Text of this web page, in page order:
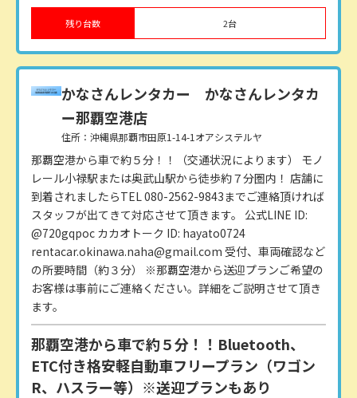
残り台数 2台
かなさんレンタカー かなさんレンタカ
ー那覇空港店
住所：沖縄県那覇市田原1-14-1オアシステルヤ
那覇空港から車で約５分！！（交通状況によります） モノ
レール小禄駅または奥武山駅から徒歩約７分圏内！ 店舗に
到着されましたらTEL 080-2562-9843までご連絡頂ければ
スタッフが出てきて対応させて頂きます。 公式LINE ID:
@720gqpoc カカオトーク ID: hayato0724
rentacar.okinawa.naha@gmail.com 受付、車両確認など
の所要時間（約３分） ※那覇空港から送迎プランご希望の
お客様は事前にご連絡ください。詳細をご説明させて頂き
ます。
那覇空港から車で約５分！！Bluetooth、
ETC付き格安軽自動車フリープラン（ワゴン
R、ハスラー等）※送迎プランもあり